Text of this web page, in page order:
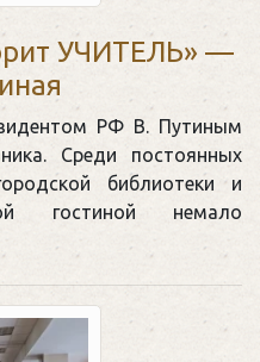
УЧИТЕЛЬ» —
РФ В. Путиным
Среди постоянных
библиотеки и
гостиной немало